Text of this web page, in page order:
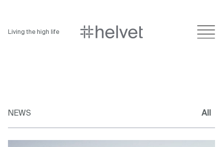
Living the high life
NEWS All